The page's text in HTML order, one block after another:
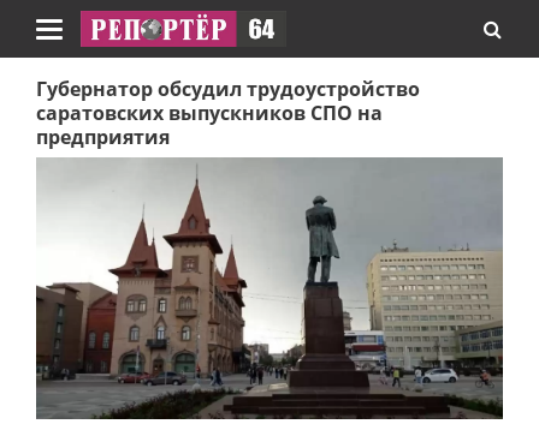
Навигация
Губернатор обсудил трудоустройство
саратовских выпускников СПО на
предприятия